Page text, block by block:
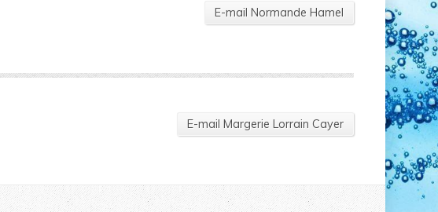
E-mail Normande Hamel
E-mail Margerie Lorrain Cayer